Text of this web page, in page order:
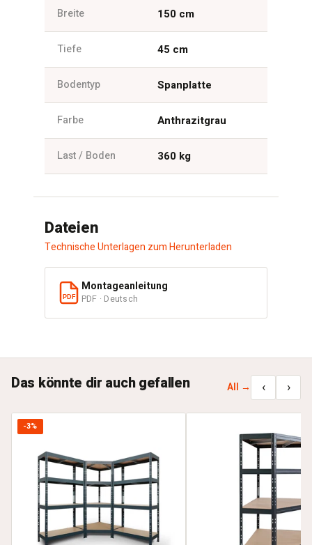
Breite 150 cm
Tiefe 45 cm
Bodentyp Spanplatte
Farbe Anthrazitgrau
Last / Boden 360 kg
Dateien
Technische Unterlagen zum Herunterladen
PDF
Montageanleitung
PDF · Deutsch
Das könnte dir auch gefallen All → ‹ ›
-3%